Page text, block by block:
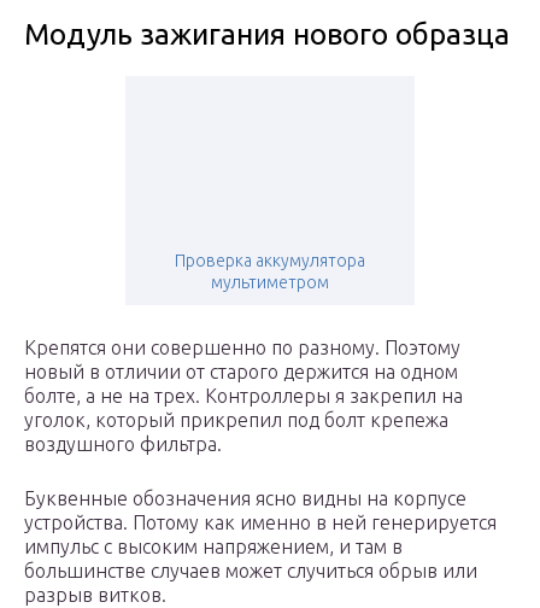
Модуль зажигания нового образца
Проверка аккумулятора
мультиметром
Крепятся они совершенно по разному. Поэтому
новый в отличии от старого держится на одном
болте, а не на трех. Контроллеры я закрепил на
уголок, который прикрепил под болт крепежа
воздушного фильтра.
Буквенные обозначения ясно видны на корпусе
устройства. Потому как именно в ней генерируется
импульс с высоким напряжением, и там в
большинстве случаев может случиться обрыв или
разрыв витков.